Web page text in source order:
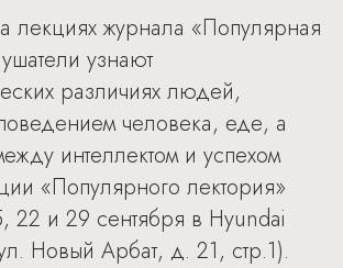
лекциях журнала «Популярная
узнают
различиях людей,
человека, еде, а
интеллектом и успехом
«Популярного лектория»
22 и 29 сентября в Hyundai
Новый Арбат, д. 21, стр.1).